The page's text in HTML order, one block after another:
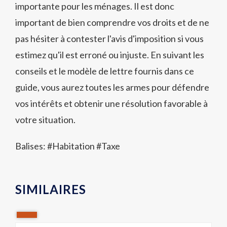
importante pour les ménages. Il est donc
important de bien comprendre vos droits et de ne
pas hésiter à contester l'avis d'imposition si vous
estimez qu'il est erroné ou injuste. En suivant les
conseils et le modèle de lettre fournis dans ce
guide, vous aurez toutes les armes pour défendre
vos intérêts et obtenir une résolution favorable à
votre situation.
Balises: #Habitation#Taxe
SIMILAIRES